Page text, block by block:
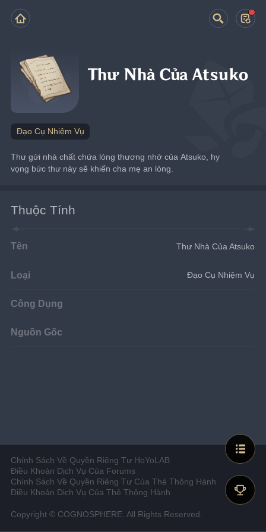
Thư Nhà Của Atsuko
Đạo Cụ Nhiệm Vụ
Thư gửi nhà chất chứa lòng thương nhớ của Atsuko, hy
vọng bức thư này sẽ khiến cha mẹ an lòng.
Thuộc Tính
Tên Thư Nhà Của Atsuko
Loại Đạo Cụ Nhiệm Vụ
Công Dụng
Nguồn Gốc
Chính Sách Về Quyền Riêng Tư HoYoLAB
Điều Khoản Dịch Vụ Của Forums
Chính Sách Về Quyền Riêng Tư Của Thẻ Thông Hành
Điều Khoản Dịch Vụ Của Thẻ Thông Hành
Copyright © COGNOSPHERE. All Rights Reserved.